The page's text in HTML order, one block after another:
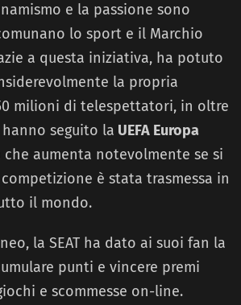
e la passione sono
lo sport e il Marchio
a questa iniziativa, ha potuto
la propria
milioni di telespettatori, in oltre
hanno seguito la UEFA Europa
che aumenta notevolmente se si
è stata trasmessa in
il mondo.
la SEAT ha dato ai suoi fan la
punti e vincere premi
e scommesse on-line.